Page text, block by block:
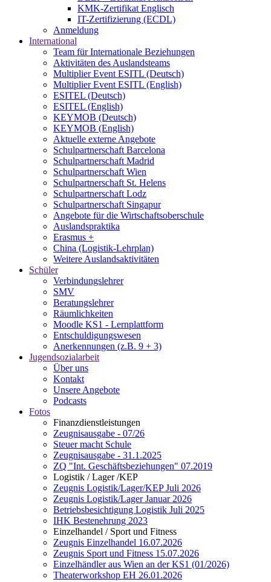
KMK-Zertifikat Englisch
IT-Zertifizierung (ECDL)
Anmeldung
International
Team für Internationale Beziehungen
Aktivitäten des Auslandsteams
Multiplier Event ESITL (Deutsch)
Multiplier Event ESITL (English)
ESITEL (Deutsch)
ESITEL (English)
KEYMOB (Deutsch)
KEYMOB (English)
Aktuelle externe Angebote
Schulpartnerschaft Barcelona
Schulpartnerschaft Madrid
Schulpartnerschaft Wien
Schulpartnerschaft St. Helens
Schulpartnerschaft Lodz
Schulpartnerschaft Singapur
Angebote für die Wirtschaftsoberschule
Auslandspraktika
Erasmus +
China (Logistik-Lehrplan)
Weitere Auslandsaktivitäten
Schüler
Verbindungslehrer
SMV
Beratungslehrer
Räumlichkeiten
Moodle KS1 - Lernplattform
Entschuldigungswesen
Anerkennungen (z.B. 9 + 3)
Jugendsozialarbeit
Über uns
Kontakt
Unsere Angebote
Podcasts
Fotos
Finanzdienstleistungen
Zeugnisausgabe - 07/26
Steuer macht Schule
Zeugnisausgabe - 31.1.2025
ZQ "Int. Geschäftsbeziehungen" 07.2019
Logistik / Lager /KEP
Zeugnis Logistik/Lager/KEP Juli 2026
Zeugnis Logistik/Lager Januar 2026
Betriebsbesichtigung Logistik Juli 2025
IHK Bestenehrung 2023
Einzelhandel / Sport und Fitness
Zeugnis Einzelhandel 16.07.2026
Zeugnis Sport und Fitness 15.07.2026
Einzelhändler aus Wien an der KS1 (01/2026)
Theaterworkshop EH 26.01.2026